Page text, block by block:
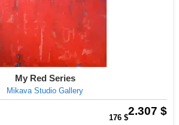
My Red Series
Mikava Studio Gallery
2.307 $
176 $